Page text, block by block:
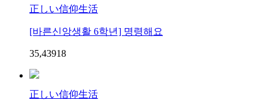
正しい信仰生活
[바른신앙생활 6학년] 명령해요
35,43918
正しい信仰生活